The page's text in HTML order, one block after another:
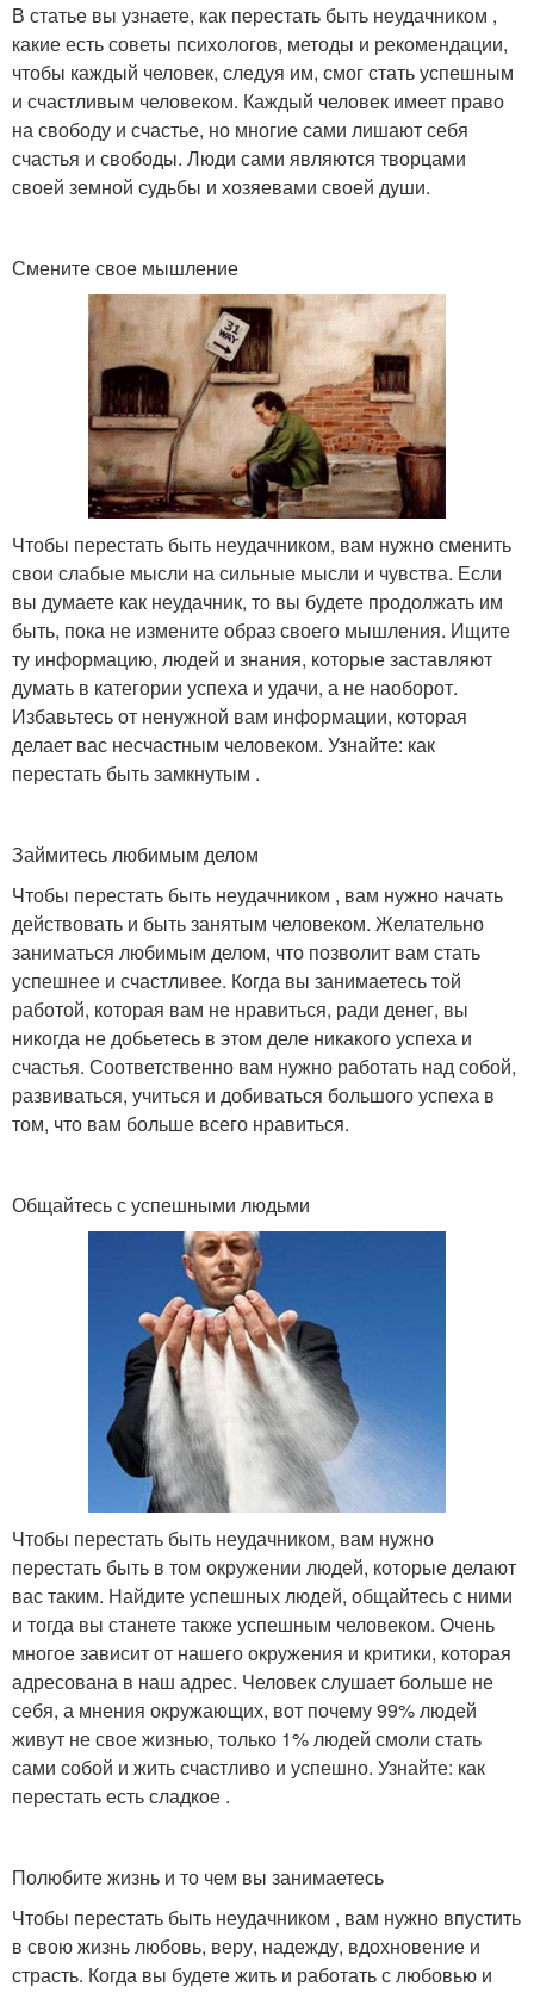
В статье вы узнаете, как перестать быть неудачником ,
какие есть советы психологов, методы и рекомендации,
чтобы каждый человек, следуя им, смог стать успешным
и счастливым человеком. Каждый человек имеет право
на свободу и счастье, но многие сами лишают себя
счастья и свободы. Люди сами являются творцами
своей земной судьбы и хозяевами своей души.
Смените свое мышление
Чтобы перестать быть неудачником, вам нужно сменить
свои слабые мысли на сильные мысли и чувства. Если
вы думаете как неудачник, то вы будете продолжать им
быть, пока не измените образ своего мышления. Ищите
ту информацию, людей и знания, которые заставляют
думать в категории успеха и удачи, а не наоборот.
Избавьтесь от ненужной вам информации, которая
делает вас несчастным человеком. Узнайте: как
перестать быть замкнутым .
Займитесь любимым делом
Чтобы перестать быть неудачником , вам нужно начать
действовать и быть занятым человеком. Желательно
заниматься любимым делом, что позволит вам стать
успешнее и счастливее. Когда вы занимаетесь той
работой, которая вам не нравиться, ради денег, вы
никогда не добьетесь в этом деле никакого успеха и
счастья. Соответственно вам нужно работать над собой,
развиваться, учиться и добиваться большого успеха в
том, что вам больше всего нравиться.
Общайтесь с успешными людьми
Чтобы перестать быть неудачником, вам нужно
перестать быть в том окружении людей, которые делают
вас таким. Найдите успешных людей, общайтесь с ними
и тогда вы станете также успешным человеком. Очень
многое зависит от нашего окружения и критики, которая
адресована в наш адрес. Человек слушает больше не
себя, а мнения окружающих, вот почему 99% людей
живут не свое жизнью, только 1% людей смоли стать
сами собой и жить счастливо и успешно. Узнайте: как
перестать есть сладкое .
Полюбите жизнь и то чем вы занимаетесь
Чтобы перестать быть неудачником , вам нужно впустить
в свою жизнь любовь, веру, надежду, вдохновение и
страсть. Когда вы будете жить и работать с любовью и